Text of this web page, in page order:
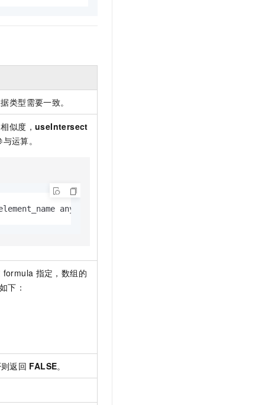
类型需要一致。
似度， useIntersect
运算。
anytype, weight_name FLOAT4);
formula 指定，数组的
下：
返回 FALSE。